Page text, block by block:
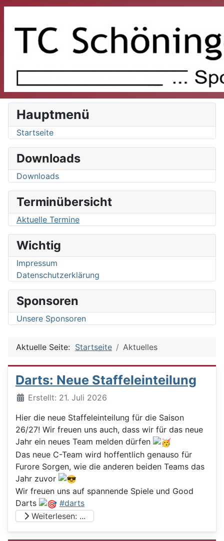
Hauptmenü
Startseite
Downloads
Downloads
Terminübersicht
Aktuelle Termine
Wichtig
Impressum
Datenschutzerklärung
Sponsoren
Unsere Sponsoren
Aktuelle Seite: Startseite Aktuelles
Darts: Neue Staffeleinteilung
DetailsErstellt: 21. Juli 2026
Hier die neue Staffeleinteilung für die Saison
26/27! Wir freuen uns auch, dass wir für das neue
Jahr ein neues Team melden dürfen
Das neue C-Team wird hoffentlich genauso für
Furore Sorgen, wie die anderen beiden Teams das
Jahr zuvor
Wir freuen uns auf spannende Spiele und Good
Darts
#darts
Weiterlesen: ...